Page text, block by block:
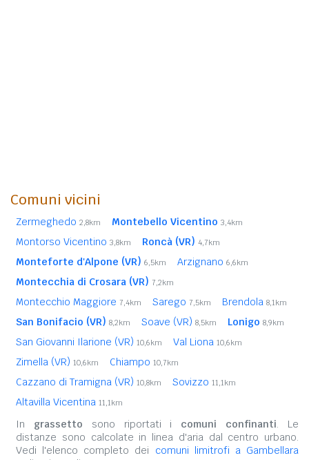
Comuni vicini
Zermeghedo 2,8km Montebello Vicentino 3,4km
Montorso Vicentino 3,8km Roncà (VR) 4,7km
Monteforte d'Alpone (VR) 6,5km Arzignano 6,6km
Montecchia di Crosara (VR) 7,2km
Montecchio Maggiore 7,4km Sarego 7,5km Brendola 8,1km
San Bonifacio (VR) 8,2km Soave (VR) 8,5km Lonigo 8,9km
San Giovanni Ilarione (VR) 10,6km Val Liona 10,6km
Zimella (VR) 10,6km Chiampo 10,7km
Cazzano di Tramigna (VR) 10,8km Sovizzo 11,1km
Altavilla Vicentina 11,1km
In grassetto sono riportati i comuni confinanti. Le
distanze sono calcolate in linea d'aria dal centro urbano.
Vedi l'elenco completo dei comuni limitrofi a Gambellara